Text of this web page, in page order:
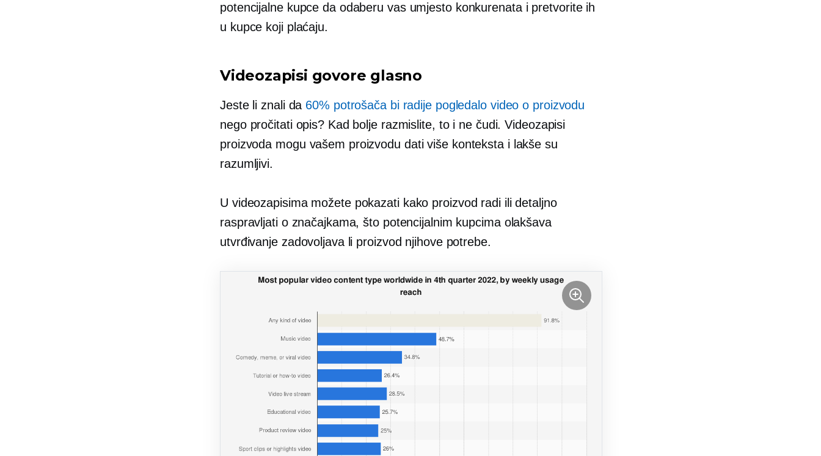
potencijalne kupce da odaberu vas umjesto konkurenata i pretvorite ih
u kupce koji plaćaju.
Videozapisi govore glasno
Jeste li znali da 60% potrošača bi radije pogledalo video o proizvodu
nego pročitati opis? Kad bolje razmislite, to i ne čudi. Videozapisi
proizvoda mogu vašem proizvodu dati više konteksta i lakše su
razumljivi.
U videozapisima možete pokazati kako proizvod radi ili detaljno
raspravljati o značajkama, što potencijalnim kupcima olakšava
utvrđivanje zadovoljava li proizvod njihove potrebe.